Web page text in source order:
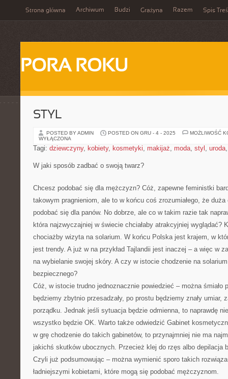
Strona główna Archiwum Budzi Grażyna Razem Spis
PORA ROKU
STYL
POSTED BY ADMIN POSTED ON GRU - 4 - 2025
MOŻLIWOŚĆ
WYŁĄCZONA
Tagi: dziewczyny, kobiety, kosmetyki, makijaż, moda, styl , uroda
W jaki sposób zadbać o swoją twarz?
Chcesz podobać się dla mężczyzn? Cóż, zapewne feministki
takowym pragnieniom, ale to w końcu coś zrozumiałego, że
podobać się dla panów. No dobrze, ale co w takim razie tak
która najzwyczajniej w świecie chciałaby atrakcyjniej wyglądać?
chociażby wizyta na solarium. W końcu Polska jest krajem, w
jest trendy. A już w na przykład Tajlandii jest inaczej – a więc w
na wybielanie swojej skóry. A czy w istocie chodzenie na
bezpiecznego?
Cóż, w istocie trudno jednoznacznie powiedzieć – można śmiało
będziemy zbytnio przesadzały, po prostu będziemy znały umiar,
porządku. Jednak jeśli sytuacja będzie odmienna, to naprawdę
wszystko będzie OK. Warto także odwiedzić Gabinet
w grę chodzenie do takich gabinetów, to przynajmniej nie ma
jakichś skutków ubocznych. Przecież klej do rzęs albo depilacja
Czyli już podsumowując – można wymienić sporo takich
ładniejszymi kobietami, które mogą się podobać mężczyznom.